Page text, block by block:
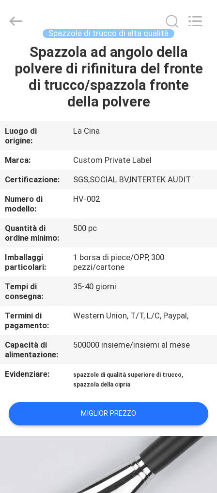
CASA
PRODOTTI
NOI
GIRO
DELLA
FABBRICA
CONTROLLO
DI
QUALITÀ
MAPPA
SITO
PRIVACY
POLICY
Chanmy
Cosmetics
Spazzole di trucco di alta qualità
Spazzola ad angolo della
polvere di rifinitura del fronte
di trucco/spazzola fronte
della polvere
Luogo di
origine:
La Cina
Marca:
Custom Private Label
Certificazione:
SGS,SOCIAL BV,INTERTEK AUDIT
Numero di
modello:
HV-002
Quantità di
ordine minimo:
500 pc
Imballaggi
particolari:
1 borsa di piece/OPP, 300
pezzi/cartone
Tempi di
consegna:
35-40 giorni
Termini di
pagamento:
Western Union, T/T, L/C, Paypal,
Capacità di
alimentazione:
500000 insieme/insiemi al mese
Evidenziare: spazzole di qualità superiore di trucco,
spazzola della cipria
MIGLIOR PREZZO